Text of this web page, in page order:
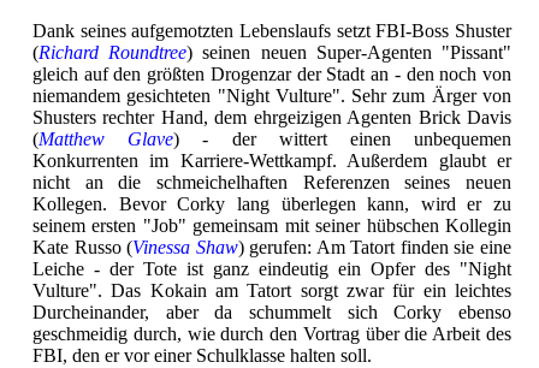
Dank seines aufgemotzten Lebenslaufs setzt FBI-Boss Shuster
(Richard Roundtree) seinen neuen Super-Agenten "Pissant"
gleich auf den größten Drogenzar der Stadt an - den noch von
niemandem gesichteten "Night Vulture". Sehr zum Ärger von
Shusters rechter Hand, dem ehrgeizigen Agenten Brick Davis
(Matthew Glave) - der wittert einen unbequemen
Konkurrenten im Karriere-Wettkampf. Außerdem glaubt er
nicht an die schmeichelhaften Referenzen seines neuen
Kollegen. Bevor Corky lang überlegen kann, wird er zu
seinem ersten "Job" gemeinsam mit seiner hübschen Kollegin
Kate Russo (Vinessa Shaw) gerufen: Am Tatort finden sie eine
Leiche - der Tote ist ganz eindeutig ein Opfer des "Night
Vulture". Das Kokain am Tatort sorgt zwar für ein leichtes
Durcheinander, aber da schummelt sich Corky ebenso
geschmeidig durch, wie durch den Vortrag über die Arbeit des
FBI, den er vor einer Schulklasse halten soll.